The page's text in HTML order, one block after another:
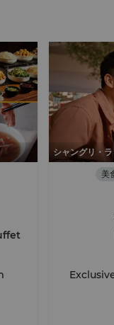
シャングリ・
美